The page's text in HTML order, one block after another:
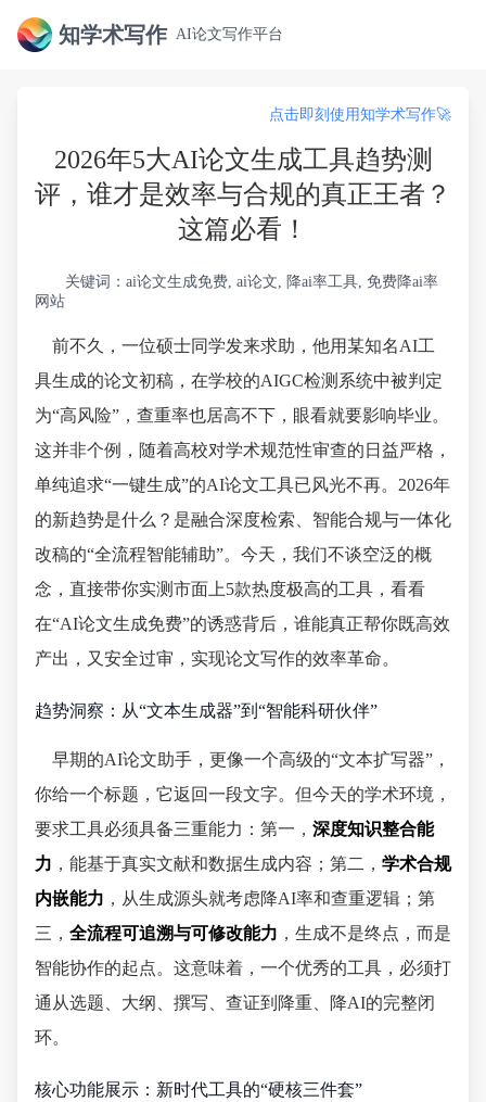
知学术写作 AI论文写作平台
点击即刻使用知学术写作🚀
2026年5大AI论文生成工具趋势测
评，谁才是效率与合规的真正王者？
这篇必看！
关键词：ai论文生成免费, ai论文, 降ai率工具, 免费降ai率
网站
前不久，一位硕士同学发来求助，他用某知名AI工
具生成的论文初稿，在学校的AIGC检测系统中被判定
为“高风险”，查重率也居高不下，眼看就要影响毕业。
这并非个例，随着高校对学术规范性审查的日益严格，
单纯追求“一键生成”的AI论文工具已风光不再。2026年
的新趋势是什么？是融合深度检索、智能合规与一体化
改稿的“全流程智能辅助”。今天，我们不谈空泛的概
念，直接带你实测市面上5款热度极高的工具，看看
在“AI论文生成免费”的诱惑背后，谁能真正帮你既高效
产出，又安全过审，实现论文写作的效率革命。
趋势洞察：从“文本生成器”到“智能科研伙伴”
早期的AI论文助手，更像一个高级的“文本扩写器”，
你给一个标题，它返回一段文字。但今天的学术环境，
要求工具必须具备三重能力：第一， 深度知识整合能
力 ，能基于真实文献和数据生成内容；第二， 学术合规
内嵌能力 ，从生成源头就考虑降AI率和查重逻辑；第
三， 全流程可追溯与可修改能力 ，生成不是终点，而是
智能协作的起点。这意味着，一个优秀的工具，必须打
通从选题、大纲、撰写、查证到降重、降AI的完整闭
环。
核心功能展示：新时代工具的“硬核三件套”